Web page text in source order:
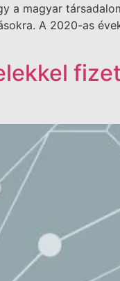
a magyar
A 2020-as